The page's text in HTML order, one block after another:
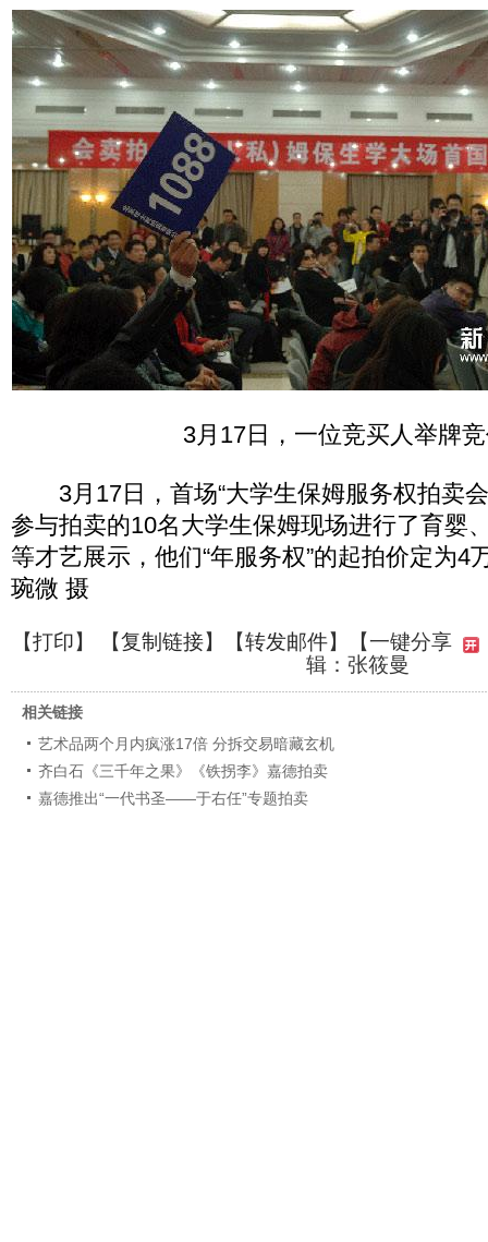
3月17日，一位竞买人举牌
3月17日，首场“大学生保姆服务权拍卖会
参与拍卖的10名大学生保姆现场进行了育婴
等才艺展示，他们“年服务权”的起拍价定为4
琬微 摄
【打印】 【复制链接】【转发邮件】
【一键分享
辑：张筱曼
相关链接
艺术品两个月内疯涨17倍 分拆交易暗藏玄机
齐白石《三千年之果》《铁拐李》嘉德拍卖
嘉德推出“一代书圣――于右任”专题拍卖